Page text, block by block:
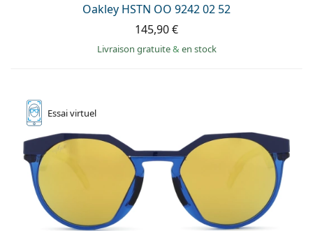
Oakley HSTN OO 9242 02 52
145,90 €
Livraison gratuite& en stock
Essaivirtuel